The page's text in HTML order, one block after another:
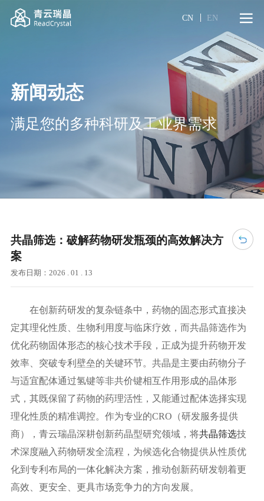
CN EN
新闻动态
满足您的多种科研及工业界需求
共晶筛选：破解药物研发瓶颈的高效解决方
案
发布日期：2026 . 01 . 13
在创新药研发的复杂链条中，药物的固态形式直接决
定其理化性质、生物利用度与临床疗效，而共晶筛选作为
优化药物固体形态的核心技术手段，正成为提升药物开发
效率、突破专利壁垒的关键环节。共晶是主要由药物分子
与适宜配体通过氢键等非共价键相互作用形成的晶体形
式，其既保留了药物的药理活性，又能通过配体选择实现
理化性质的精准调控。作为专业的CRO（研发服务提供
商），青云瑞晶深耕创新药晶型研究领域，将共晶筛选技
术深度融入药物研发全流程，为候选化合物提供从性质优
化到专利布局的一体化解决方案，推动创新药研发朝着更
高效、更安全、更具市场竞争力的方向发展。